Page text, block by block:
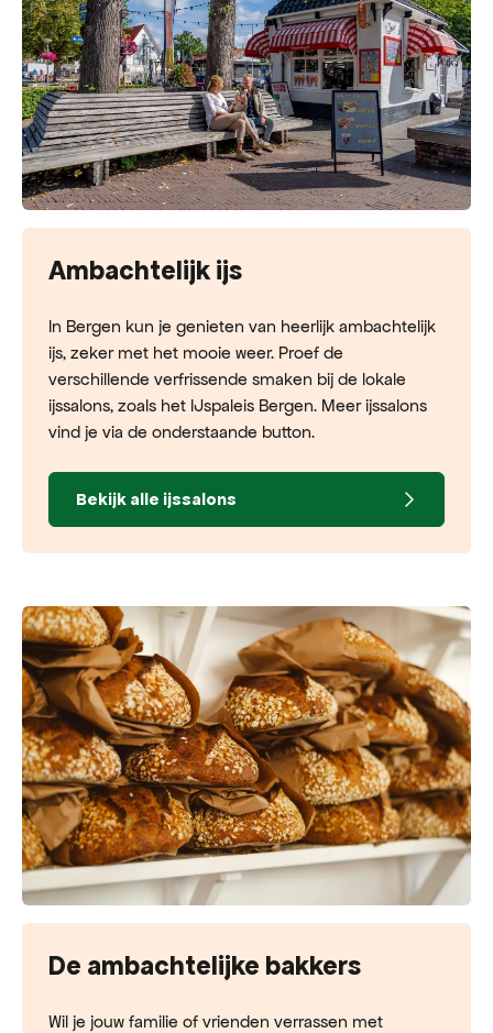
Ambachtelijk ijs
In Bergen kun je genieten van heerlijk ambachtelijk
ijs, zeker met het mooie weer. Proef de
verschillende verfrissende smaken bij de lokale
ijssalons, zoals het IJspaleis Bergen. Meer ijssalons
vind je via de onderstaande button.
Bekijk alle ijssalons
De ambachtelijke bakkers
Wil je jouw familie of vrienden verrassen met